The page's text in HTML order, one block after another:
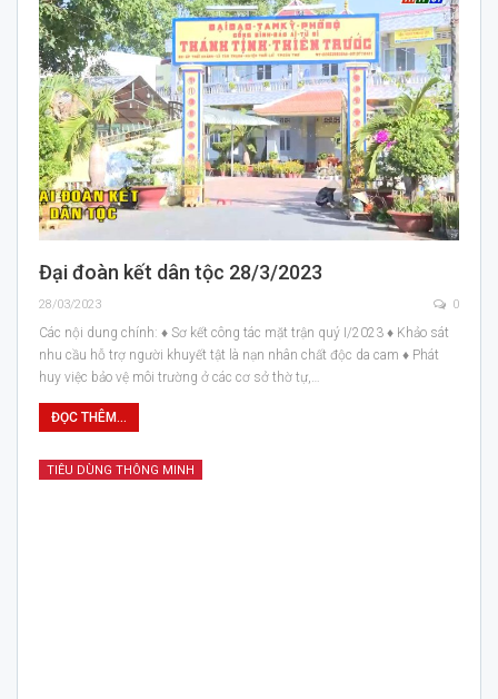
Đại đoàn kết dân tộc 28/3/2023
28/03/2023 0
Các nội dung chính: ♦ Sơ kết công tác mặt trận quý I/2023 ♦ Khảo sát
nhu cầu hỗ trợ người khuyết tật là nạn nhân chất độc da cam ♦ Phát
huy việc bảo vệ môi trường ở các cơ sở thờ tự,…
ĐỌC THÊM...
TIÊU DÙNG THÔNG MINH